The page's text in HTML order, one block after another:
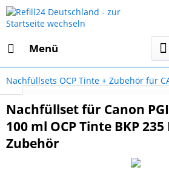
Menü
Nachfüllsets OCP Tinte + Zubehör für
Nachfüllset für Canon
100 ml OCP Tinte BKP 235
Zubehör